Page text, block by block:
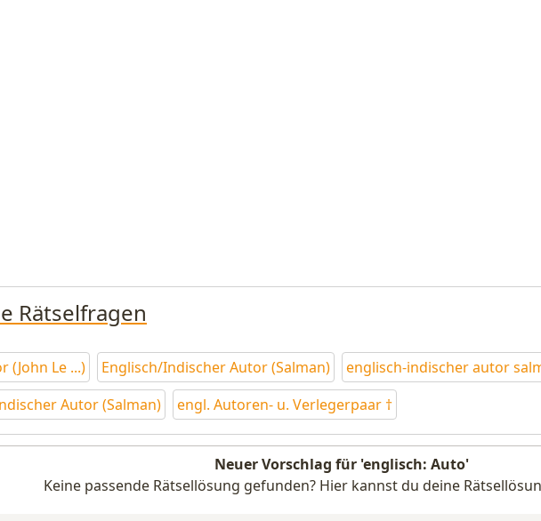
Rätselfragen
(John Le ...) Englisch/Indischer Autor (Salman)
englisch-indischer autor
Autor (Salman)
engl. Autoren- u. Verlegerpaar †
Neuer Vorschlag für 'englisch: Auto'
Keine passende Rätsellösung gefunden? Hier kannst du deine